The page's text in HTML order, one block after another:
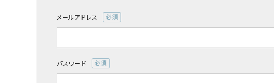
メールアドレス
(必
パスワード
(必